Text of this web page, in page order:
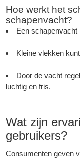
Hoe werkt het
schapenvacht?
Een schapenvacht
Kleine vlekken
Door de vacht
luchtig en fris.
Wat zijn
gebruikers?
Consumenten geven